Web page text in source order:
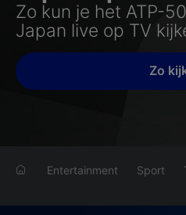
Zo kun je het ATP-
Japan live op TV
Zo
Entertainment Sport